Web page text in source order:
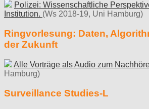
Polizei: Wissenschaftliche
Institution. (Ws 2018-19, Uni Hamburg)
Ringvorlesung: Daten,
der Zukunft
Alle Vorträge als Audio zum
Hamburg)
Surveillance Studies-L